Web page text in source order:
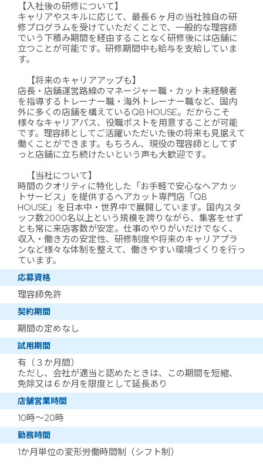
【入社後の研修について】
キャリアやスキルに応じて、最長６ヶ月の当社独自の研
修プログラムを受けていただくことで、一般的な理容師
でいう下積み期間を経由することなく研修後には店舗に
立つことが可能です。研修期間中も給与を支給していま
す。
【将来のキャリアアップも】
店長・店舗運営路線のマネージャー職・カット未経験者
を指導するトレーナー職・海外トレーナー職など、国内
外に多くの店舗を構えているQB HOUSE。だからこそ
様々なキャリアパス、役職ポストを用意することが可能
です。理容師としてご活躍いただいた後の将来も見据えて
働くことができます。もちろん、現役の理容師としてず
っと店舗に立ち続けたいという声も大歓迎です。
【当社について】
時間のクオリティに特化した「お手軽で安心なヘアカッ
トサービス」を提供するヘアカット専門店「QB
HOUSE」を日本中・世界中で展開しています。国内スタ
ッフ数2000名以上という規模を誇りながら、集客をせず
とも常に来店客数が安定。仕事のやりがいだけでなく、
収入・働き方の安定性、研修制度や将来のキャリアプラ
ンなど様々な体制を整えて、働きやすい環境づくりを行っ
ています。
応募資格
理容師免許
契約期間
期間の定めなし
試用期間
有（３か月間）
ただし、会社が適当と認めたときは、この期間を短縮、
免除又は６か月を限度として延長あり
店舗営業時間
10時～20時
勤務時間
1か月単位の変形労働時間制（シフト制）